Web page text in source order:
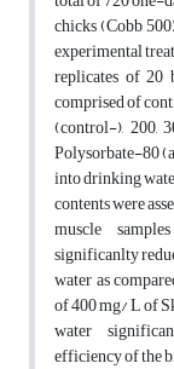
chicks (Cobb
experimental
replicates of 20
comprised of
(control-), 200,
Polysorbate-80
into drinking
contents were
muscle
significanlty
water as
of 400 mg/ L of
water
efficiency of the